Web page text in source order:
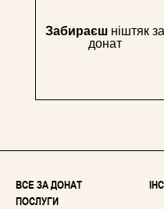
Забираєш ніштяк за
донат
ВСЕ ЗА ДОНАТ
ПОСЛУГИ